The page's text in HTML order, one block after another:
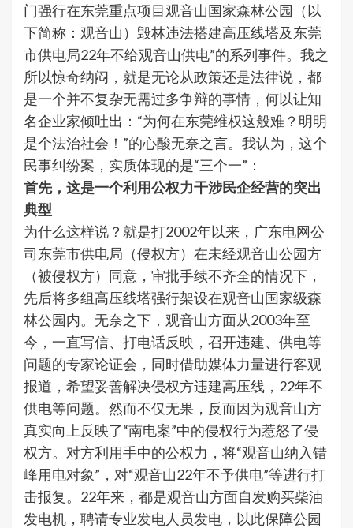
门强行在东莞重点项目观音山国家森林公园（以
下简称：观音山）毁林违法搭建高压线塔及东莞
市供电局22年不给观音山供电”的系列事件。我之
所以惊奇纳闷，就是无论从政策还是法律说，都
是一个并不复杂无需过多争辩的事情，何以让知
名企业家倾吐出：“为何在东莞维权这般难？明明
是个法治社会！”的心酸无奈之言。我认为，这个
民事纠纷案，实质体现的是“三个一”：
首先，这是一个利用公权力干涉民企经营的突出
典型
为什么这样说？就是打2002年以来，广东电网公
司东莞市供电局（侵权方）在未经观音山公园方
（被侵权方）同意，审批手续不齐全的情况下，
先后将多组高压线塔强行架设在观音山国家级森
林公园内。无奈之下，观音山方面从2003年至
今，一直写信、打电话反映，召开违建、供电等
问题的专家论证会，同时借助媒体力量进行客观
报道，希望妥善解决侵权方违建高压线，22年不
供电等问题。然而不仅无果，反而因为观音山方
真实向上反映了“南电案”中的侵权行为惹怒了侵
权方。对方利用手中的公权力，将“观音山纳入错
峰用电对象”，对“观音山22年不予供电”等进行打
击报复。22年来，都是观音山方面自发购买柴油
发电机，聘请专业发电人员发电，以此保障公园